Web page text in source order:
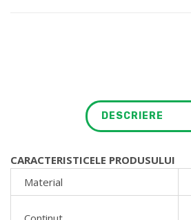
DESCRIERE
CARACTERISTICELE PRODUSULUI
Material